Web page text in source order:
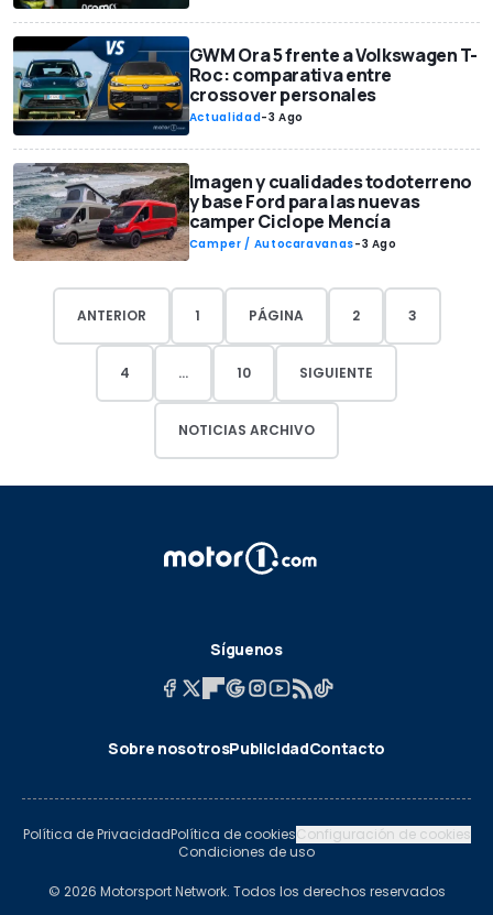
GWM Ora 5 frente a Volkswagen T-
Roc: comparativa entre
crossover personales
Actualidad-3 Ago
Imagen y cualidades todoterreno
y base Ford para las nuevas
camper Ciclope Mencía
Camper / Autocaravanas-3 Ago
ANTERIOR 1 PÁGINA 2 3
4 ... 10 SIGUIENTE
NOTICIAS ARCHIVO
Síguenos
Sobre nosotrosPublicidadContacto
Política de PrivacidadPolítica de cookiesConfiguración de cookies
Condiciones de uso
© 2026 Motorsport Network. Todos los derechos reservados